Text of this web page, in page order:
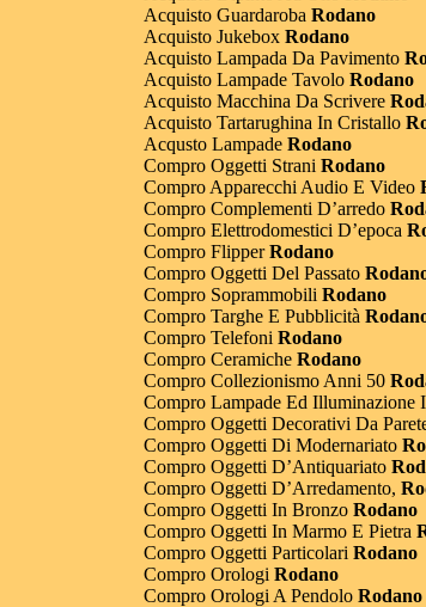
Acquisto Guardaroba Rodano
Acquisto Jukebox Rodano
Acquisto Lampada Da Pavimento
Acquisto Lampade Tavolo Rodano
Acquisto Macchina Da Scrivere
Acquisto Tartarughina In Cristallo
Acqusto Lampade Rodano
Compro Oggetti Strani Rodano
Compro Apparecchi Audio E Video
Compro Complementi D’arredo
Compro Elettrodomestici D’epoca
Compro FlipperRodano
Compro Oggetti Del Passato
Compro Soprammobili Rodano
Compro Targhe E Pubblicità
Compro Telefoni Rodano
Compro Ceramiche Rodano
Compro Collezionismo Anni 50
Compro Lampade Ed Illuminazione
Compro Oggetti Decorativi Da
Compro Oggetti Di Modernariato
Compro Oggetti D’Antiquariato
Compro Oggetti D’Arredamento,
Compro Oggetti In Bronzo Rodano
Compro Oggetti In Marmo E Pietra
Compro Oggetti Particolari Rodano
Compro Orologi Rodano
Compro Orologi A Pendolo Rodano